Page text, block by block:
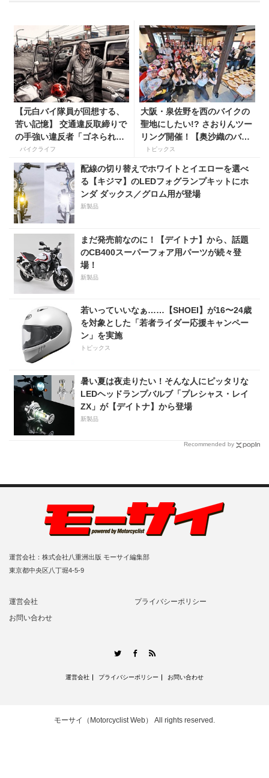
【元白バイ隊員が回想する、
苦い記憶】 交通違反取締りで
の手強い違反者「ゴネられス
トーリー」
バイクライフ
大阪・泉佐野を西のバイクの
聖地にしたい!? さおりんツー
リング開催！【奥沙織のバイ
ク日和第３回】
トピックス
配線の切り替えでホワイトとイエローを選べ
る【キジマ】のLEDフォグランプキットにホ
ンダ ダックス／グロム用が登場
新製品
まだ発売前なのに！【デイトナ】から、話題
のCB400スーパーフォア用パーツが続々登
場！
新製品
若いっていいなぁ……【SHOEI】が16〜24歳
を対象とした「若者ライダー応援キャンペー
ン」を実施
トピックス
暑い夏は夜走りたい！そんな人にピッタリな
LEDヘッドランプバルブ「プレシャス・レイ
ZX」が【デイトナ】から登場
新製品
Recommended by
運営会社：株式会社八重洲出版 モーサイ編集部
東京都中央区八丁堀4-5-9
運営会社
プライバシーポリシー
お問い合わせ
TwitterFacebook
運営会社 プライバシーポリシー お問い合わせ
モーサイ（Motorcyclist Web） All rights reserved.